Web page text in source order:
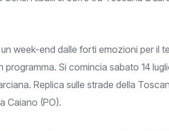
week-end dalle forti emozioni per il
programma. Si comincia sabato 14
Replica sulle strade della
Caiano (PO).